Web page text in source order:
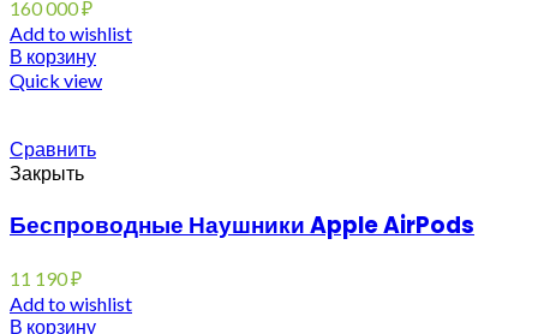
160 000₽
Add to wishlist
В корзину
Quick view
Сравнить
Закрыть
Беспроводные Наушники Apple AirPods
11 190₽
Add to wishlist
В корзину